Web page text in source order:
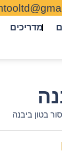
מדריכים
בטון ביבנה